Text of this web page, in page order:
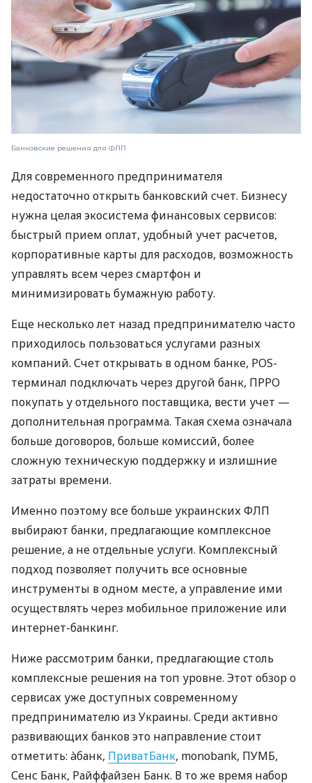
Банковские решения для ФЛП
Для современного предпринимателя
недостаточно открыть банковский счет. Бизнесу
нужна целая экосистема финансовых сервисов:
быстрый прием оплат, удобный учет расчетов,
корпоративные карты для расходов, возможность
управлять всем через смартфон и
минимизировать бумажную работу.
Еще несколько лет назад предпринимателю часто
приходилось пользоваться услугами разных
компаний. Счет открывать в одном банке, POS-
терминал подключать через другой банк, ПРРО
покупать у отдельного поставщика, вести учет —
дополнительная программа. Такая схема означала
больше договоров, больше комиссий, более
сложную техническую поддержку и излишние
затраты времени.
Именно поэтому все больше украинских ФЛП
выбирают банки, предлагающие комплексное
решение, а не отдельные услуги. Комплексный
подход позволяет получить все основные
инструменты в одном месте, а управление ими
осуществлять через мобильное приложение или
интернет-банкинг.
Ниже рассмотрим банки, предлагающие столь
комплексные решения на топ уровне. Этот обзор о
сервисах уже доступных современному
предпринимателю из Украины. Среди активно
развивающих банков это направление стоит
отметить: àбанк, ПриватБанк, monobank, ПУМБ,
Сенс Банк, Райффайзен Банк. В то же время набор